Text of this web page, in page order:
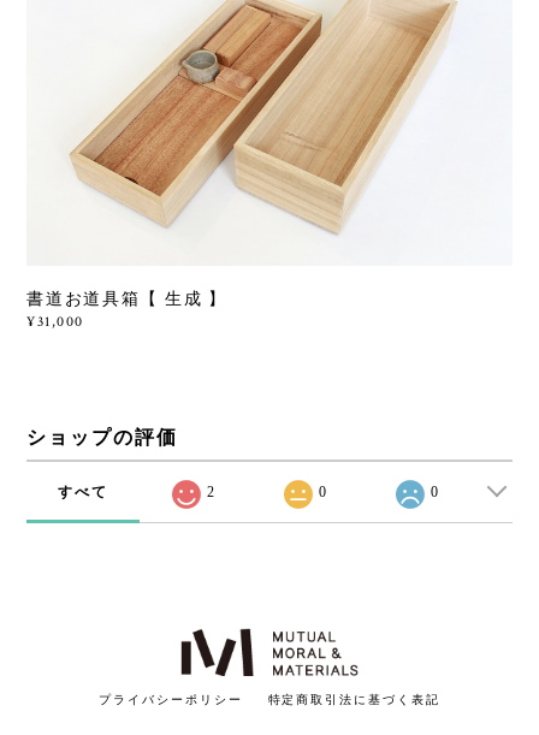
書道お道具箱【 生成 】
¥31,000
ショップの評価
すべて 2 0 0
プライバシーポリシー 特定商取引法に基づく表記